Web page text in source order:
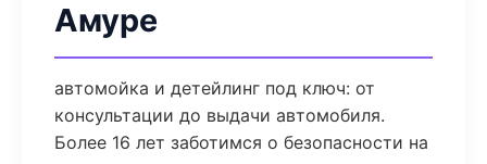
Амуре
автомойка и детейлинг под ключ: от
консультации до выдачи автомобиля.
Более 16 лет заботимся о безопасности на